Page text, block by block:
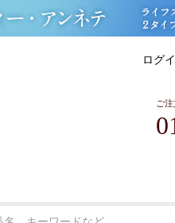
ログ
ご